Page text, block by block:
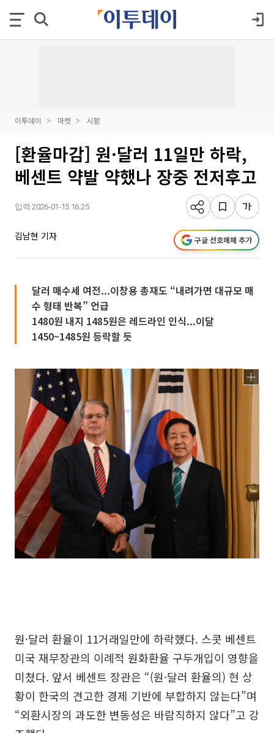
이투데이 마켓 시황
[환율마감] 원·달러 11일만 하락,
베센트 약발 약했나 장중 전저후고
입력 2026-01-15 16:25
김남현 기자 구글 선호매체 추가
달러 매수세 여전...이창용 총재도 “내려가면 대규모 매
수 형태 반복” 언급
1480원 내지 1485원은 레드라인 인식...이달
1450~1485원 등락할 듯
원·달러 환율이 11거래일만에 하락했다. 스콧 베센트
미국 재무장관의 이례적 원화환율 구두개입이 영향을
미쳤다. 앞서 베센트 장관은 “(원·달러 환율의) 현 상
황이 한국의 견고한 경제 기반에 부합하지 않는다”며
“외환시장의 과도한 변동성은 바람직하지 않다”고 강